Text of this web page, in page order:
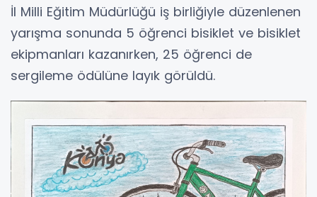
İl Milli Eğitim Müdürlüğü iş birliğiyle düzenlenen
yarışma sonunda 5 öğrenci bisiklet ve bisiklet
ekipmanları kazanırken, 25 öğrenci de
sergileme ödülüne layık görüldü.